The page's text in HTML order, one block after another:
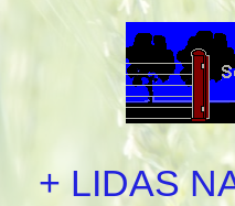
+ LIDAS